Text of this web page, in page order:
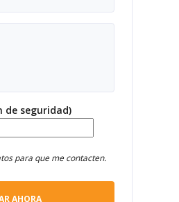
de seguridad)
para que me contacten.